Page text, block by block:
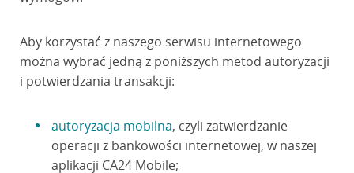
Aby korzystać z naszego serwisu internetowego
można wybrać jedną z poniższych metod autoryzacji
i potwierdzania transakcji:
autoryzacja mobilna, czyli zatwierdzanie
operacji z bankowości internetowej, w naszej
aplikacji CA24 Mobile;